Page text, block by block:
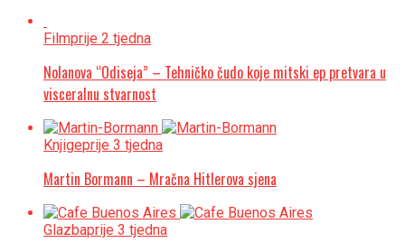
Filmprije 2 tjedna
Nolanova “Odiseja” – Tehničko čudo koje mitski ep pretvara u
visceralnu stvarnost
Knjigeprije 3 tjedna
Martin Bormann – Mračna Hitlerova sjena
Glazbaprije 3 tjedna